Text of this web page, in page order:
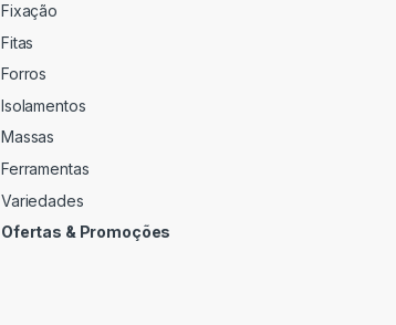
Fixação
Fitas
Forros
Isolamentos
Massas
Ferramentas
Variedades
Ofertas & Promoções